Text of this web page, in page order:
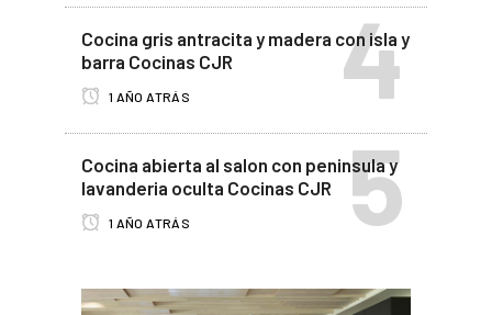
Cocina gris antracita y madera con isla y
barra Cocinas CJR
1 AÑO ATRÁS
Cocina abierta al salon con peninsula y
lavanderia oculta Cocinas CJR
1 AÑO ATRÁS